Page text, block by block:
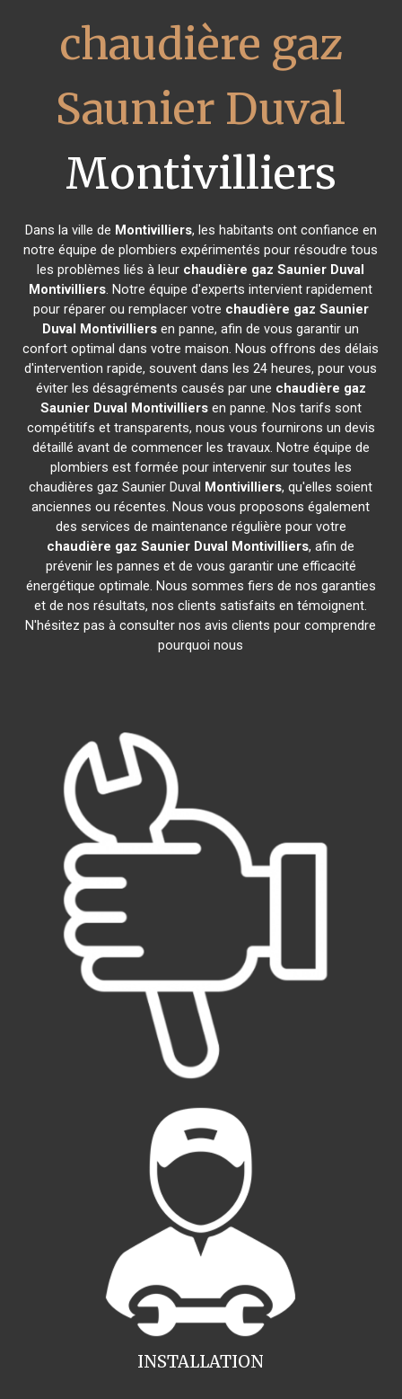
chaudière gaz
Saunier Duval
Montivilliers
Dans la ville de Montivilliers, les habitants ont confiance en
notre équipe de plombiers expérimentés pour résoudre tous
les problèmes liés à leur chaudière gaz Saunier Duval
Montivilliers. Notre équipe d'experts intervient rapidement
pour réparer ou remplacer votre chaudière gaz Saunier
Duval Montivilliers en panne, afin de vous garantir un
confort optimal dans votre maison. Nous offrons des délais
d'intervention rapide, souvent dans les 24 heures, pour vous
éviter les désagréments causés par une chaudière gaz
Saunier Duval Montivilliersen panne. Nos tarifs sont
compétitifs et transparents, nous vous fournirons un devis
détaillé avant de commencer les travaux. Notre équipe de
plombiers est formée pour intervenir sur toutes les
chaudières gaz Saunier Duval Montivilliers, qu'elles soient
anciennes ou récentes. Nous vous proposons également
des services de maintenance régulière pour votre
chaudière gaz Saunier Duval Montivilliers, afin de
prévenir les pannes et de vous garantir une efficacité
énergétique optimale. Nous sommes fiers de nos garanties
et de nos résultats, nos clients satisfaits en témoignent.
N'hésitez pas à consulter nos avis clients pour comprendre
pourquoi nous
INSTALLATION